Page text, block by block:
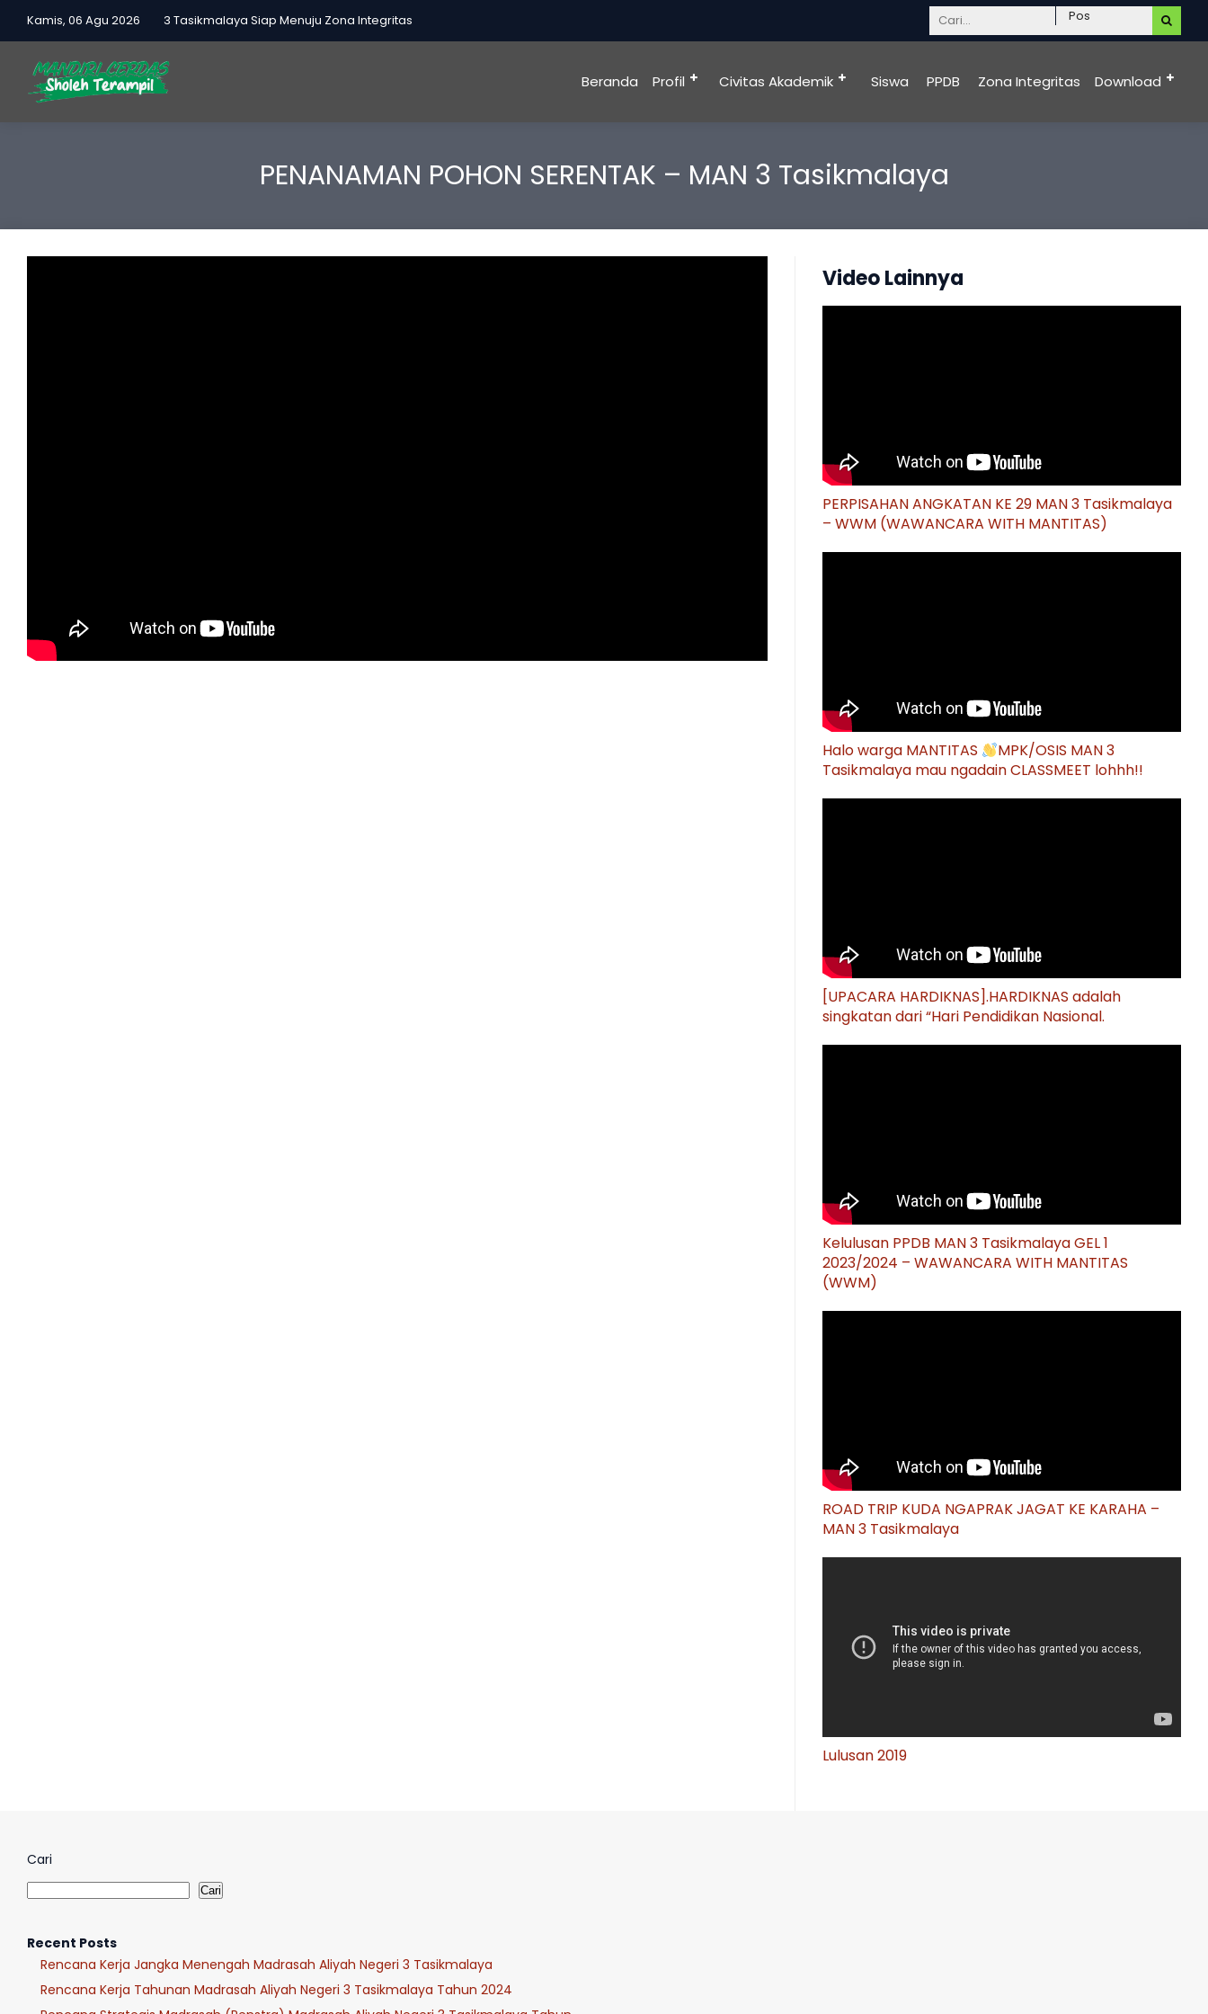
Kamis, 06 Agu 2026
3 Tasikmalaya, MAN 3 Tasikmalaya Siap Menuju Zona Integritas
Beranda Profil Civitas Akademik Siswa PPDB Zona Integritas Download
PENANAMAN POHON SERENTAK – MAN 3 Tasikmalaya
Video Lainnya
PERPISAHAN ANGKATAN KE 29 MAN 3 Tasikmalaya
– WWM (WAWANCARA WITH MANTITAS)
Halo warga MANTITAS
MPK/OSIS MAN 3
Tasikmalaya mau ngadain CLASSMEET lohhh!!
[UPACARA HARDIKNAS].HARDIKNAS adalah
singkatan dari “Hari Pendidikan Nasional.
Kelulusan PPDB MAN 3 Tasikmalaya GEL 1
2023/2024 – WAWANCARA WITH MANTITAS
(WWM)
ROAD TRIP KUDA NGAPRAK JAGAT KE KARAHA –
MAN 3 Tasikmalaya
Lulusan 2019
Cari
Cari
Recent Posts
Rencana Kerja Jangka Menengah Madrasah Aliyah Negeri 3 Tasikmalaya
Rencana Kerja Tahunan Madrasah Aliyah Negeri 3 Tasikmalaya Tahun 2024